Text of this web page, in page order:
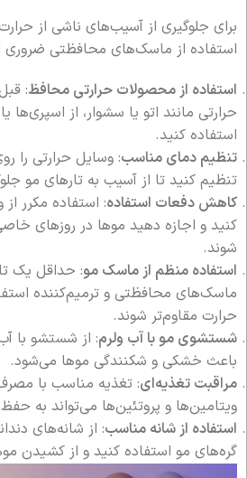
برای جلوگیری از آسیب‌های ناشی از
استفاده از ماسک‌های محافظتی
استفاده از محصولات حرارتی محافظ:
حرارتی مانند اتو یا سشوار، از
استفاده کنید.
تنظیم دمای مناسب: وسایل حرارتی را
تنظیم کنید تا از آسیب به تارهای مو
کاهش دفعات استفاده: استفاده مکرر
کنید و اجازه دهید موها در روزهای
شوند.
استفاده منظم از ماسک مو: حداقل یک تا
ماسک‌های محافظتی و ترمیم‌کننده
حرارت مقاوم‌تر شوند.
شستشوی مو با آب ولرم: از شستشو با
باعث خشکی و شکنندگی موها می‌شود.
مراقبت تغذیه‌ای: تغذیه مناسب با
ویتامین‌ها و پروتئین‌ها می‌تواند به
استفاده از شانه مناسب: از شانه‌های
گره‌های مو استفاده کنید و از کشیدن